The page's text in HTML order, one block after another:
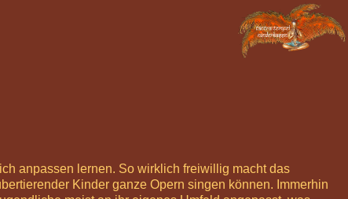
anpassen lernen. So wirklich freiwillig macht das
Kinder ganze Opern singen können. Immerhin